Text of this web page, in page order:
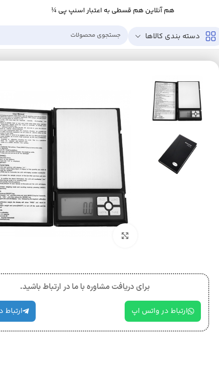
هم آنلاین هم قسطی به اعتبار اسنپ پی ¼
دسته بندی کالاها
برای دریافت مشاوره با ما در ارتباط باشید.
ارتباط در واتس اپ ارتباط